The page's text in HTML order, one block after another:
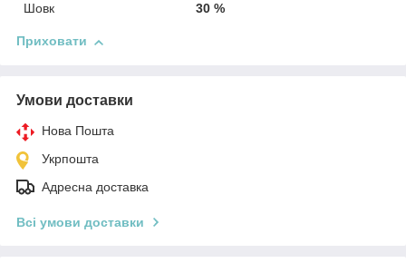
Шовк
30 %
Приховати
Умови доставки
Нова Пошта
Укрпошта
Адресна доставка
Всі умови доставки